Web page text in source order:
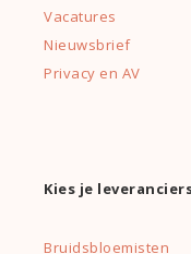
Vacatures
Nieuwsbrief
Privacy en AV
Kies je
Bruidsbloemisten